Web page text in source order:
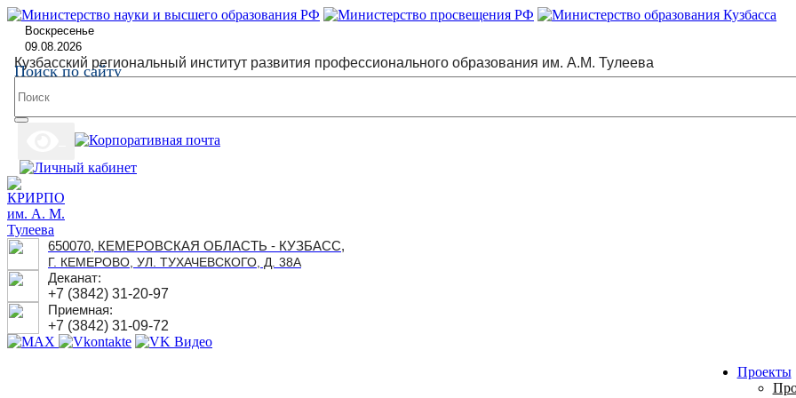
Воскресенье
09.08.2026
Кузбасский региональный институт развития профессионального образования им. А.М. Тулеева
Поиск по сайту
650070, КЕМЕРОВСКАЯ ОБЛАСТЬ - КУЗБАСС,
Г. КЕМЕРОВО, УЛ. ТУХАЧЕВСКОГО, Д. 38А
Деканат:
+7 (3842) 31-20-97
Приемная:
+7 (3842) 31-09-72
Проекты